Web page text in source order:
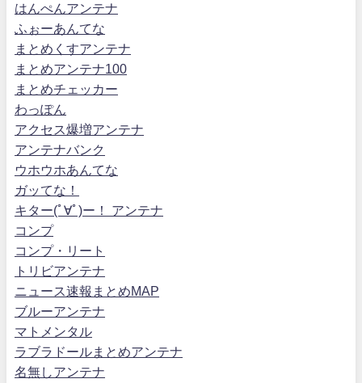
はんぺんアンテナ
ふぉーあんてな
まとめくすアンテナ
まとめアンテナ100
まとめチェッカー
わっぽん
アクセス爆増アンテナ
アンテナバンク
ウホウホあんてな
ガッてな！
キター(ﾟ∀ﾟ)ー！ アンテナ
コンプ
コンプ・リート
トリビアンテナ
ニュース速報まとめMAP
ブルーアンテナ
マトメンタル
ラブラドールまとめアンテナ
名無しアンテナ